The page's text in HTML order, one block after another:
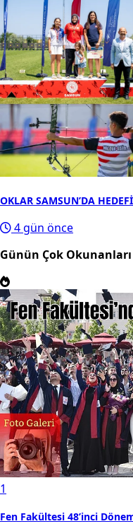
OKLAR SAMSUN’DA
4 gün önce
Günün Çok Okunanları
1
Fen Fakültesi 48’inci